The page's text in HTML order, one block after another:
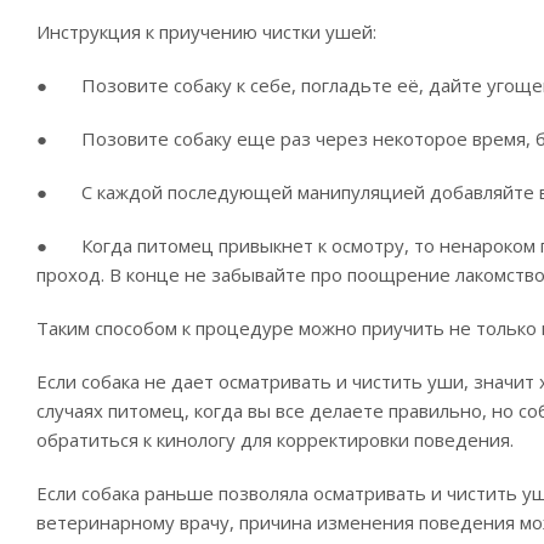
Инструкция к приучению чистки ушей:
● Позовите собаку к себе, погладьте её, дайте
● Позовите собаку еще раз через некоторое время,
● С каждой последующей манипуляцией добавляйте
● Когда питомец привыкнет к осмотру, то ненароком
проход. В конце не забывайте про поощрение
Таким способом к процедуре можно приучить не
Если собака не дает осматривать и чистить уши,
случаях питомец, когда вы все делаете правильно, но
обратиться к кинологу для корректировки поведения.
Если собака раньше позволяла осматривать и чистить
ветеринарному врачу, причина изменения поведения